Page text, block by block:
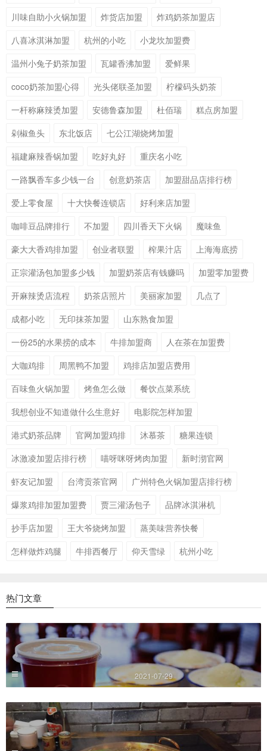
川味自助小火锅加盟
炸货店加盟
炸鸡奶茶加盟店
八喜冰淇淋加盟
杭州的小吃
小龙坎加盟费
温州小兔子奶茶加盟
瓦罐香沸加盟
爱鲜果
coco奶茶加盟心得
光头佬联圣加盟
柠檬码头奶茶
一杆称麻辣烫加盟
安德鲁森加盟 杜佰瑞
糕点房加盟
剁椒鱼头
东北饭店
七公江湖烧烤加盟
福建麻辣香锅加盟
吃好丸好
重庆名小吃
一路飘香车多少钱一台
创意奶茶店
加盟甜品店排行榜
爱上零食屋
十大快餐连锁店
好利来店加盟
咖啡豆品牌排行
不加盟 四川香天下火锅
魔味鱼
豪大大香鸡排加盟
创业者联盟 榨果汁店
上海海底捞
正宗灌汤包加盟多少钱
加盟奶茶店有钱赚吗
加盟零加盟费
开麻辣烫店流程
奶茶店照片 美丽家加盟
几点了
成都小吃
无印抹茶加盟
山东熟食加盟
一份25的水果捞的成本
牛排加盟商
人在茶在加盟费
大咖鸡排
周黑鸭不加盟
鸡排店加盟店费用
百味鱼火锅加盟
烤鱼怎么做
餐饮点菜系统
我想创业不知道做什么生意好
电影院怎样加盟
港式奶茶品牌
官网加盟鸡排 沐慕茶
糖果连锁
冰激凌加盟店排行榜
喵呀咪呀烤肉加盟
新时沏官网
虾友记加盟
台湾贡茶官网
广州特色火锅加盟店排行榜
爆浆鸡排加盟加盟费
贾三灌汤包子
品牌冰淇淋机
抄手店加盟
王大爷烧烤加盟
蒸美味营养快餐
怎样做炸鸡腿
牛排西餐厅 仰天雪绿 杭州小吃
热门文章
2021-07-29